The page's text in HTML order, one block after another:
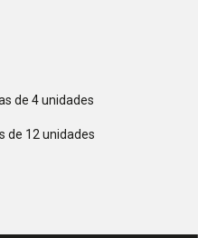
de 4 unidades
de 12 unidades